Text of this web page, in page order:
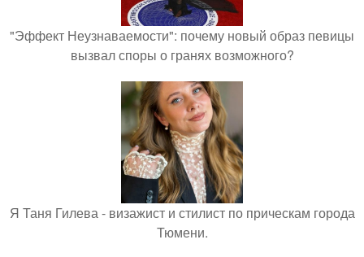
"Эффект Неузнаваемости": почему новый образ певицы
вызвал споры о гранях возможного?
Я Таня Гилева - визажист и стилист по прическам города
Тюмени.